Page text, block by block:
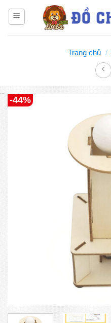
Trang chủ /
-44%